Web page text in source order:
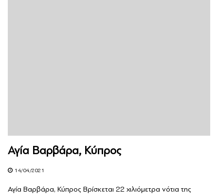
Αγία Βαρβάρα, Κύπρος
14/04/2021
Αγία Βαρβάρα, Κύπρος Βρίσκεται 22 χιλιόμετρα νότια της